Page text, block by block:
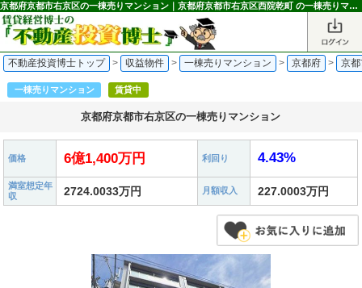
京都府京都市右京区の一棟売りマンション｜京都府京都市右京区西院乾町 の一棟売りマンション 6億1,400万円 西院駅｜不動産投資博士
不動産投資博士トップ > 収益物件 > 一棟売りマンション > 京都府 > 京
一棟売りマンション 賃貸中
京都府京都市右京区の一棟売りマンション
価格 6億1,400万円 利回り 4.43%
満室想定年
収
2724.0033万円 月額収入 227.0003万円